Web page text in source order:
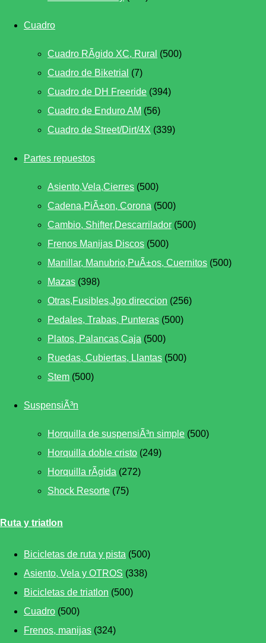
Cuadro
Cuadro RÃ­gido XC, Rural (500)
Cuadro de Biketrial (7)
Cuadro de DH Freeride (394)
Cuadro de Enduro AM (56)
Cuadro de Street/Dirt/4X (339)
Partes repuestos
Asiento,Vela,Cierres (500)
Cadena,PiÃ±on, Corona (500)
Cambio, Shifter,Descarrilador (500)
Frenos Manijas Discos (500)
Manillar, Manubrio,PuÃ±os, Cuernitos (500)
Mazas (398)
Otras,Fusibles,Jgo direccion (256)
Pedales, Trabas, Punteras (500)
Platos, Palancas,Caja (500)
Ruedas, Cubiertas, Llantas (500)
Stem (500)
SuspensiÃ³n
Horquilla de suspensiÃ³n simple (500)
Horquilla doble cristo (249)
Horquilla rÃ­gida (272)
Shock Resorte (75)
Ruta y triatlon
Bicicletas de ruta y pista (500)
Asiento, Vela y OTROS (338)
Bicicletas de triatlon (500)
Cuadro (500)
Frenos, manijas (324)